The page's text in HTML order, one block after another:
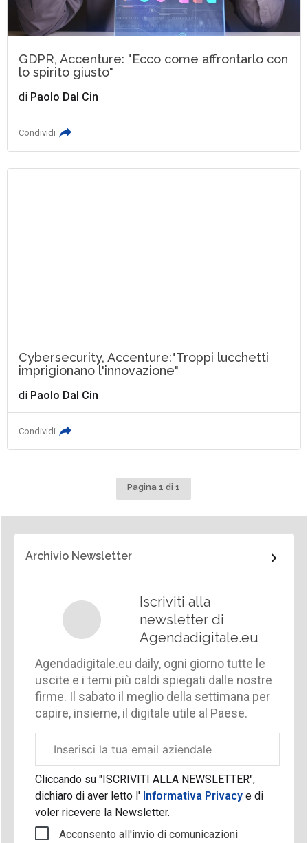
GDPR, Accenture: "Ecco come affrontarlo con
lo spirito giusto"
di Paolo Dal Cin
Condividi
Cybersecurity, Accenture:"Troppi lucchetti
imprigionano l'innovazione"
di Paolo Dal Cin
Condividi
Pagina 1 di 1
Archivio Newsletter
Iscriviti alla
newsletter di
Agendadigitale.eu
Agendadigitale.eu daily, ogni giorno tutte le
uscite e i temi più caldi spiegati dalle nostre
firme. Il sabato il meglio della settimana per
capire, insieme, il digitale utile al Paese.
aziendale
Cliccando su "ISCRIVITI ALLA NEWSLETTER",
dichiaro di aver letto l'Informativa Privacy e di
voler ricevere la Newsletter.
Acconsento all'invio di comunicazioni